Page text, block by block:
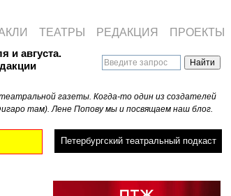
газеты. Когда-то один из создателей
там). Лене Попову мы и посвящаем наш блог.
и августа.
Петербургский театральный подкаст
ТЕАТРЫ РЕДАКЦИЯ ПРОЕКТЫ